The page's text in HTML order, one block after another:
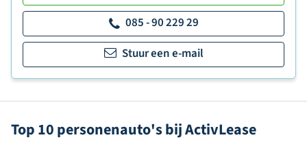
085 - 90 229 29
Stuur een e-mail
Top 10 personenauto's bij ActivLease